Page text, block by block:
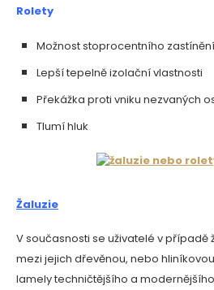
Rolety
Možnost stoprocentního zastínění
Lepší tepelně izolační vlastnosti
Překážka proti vniku nezvaných
Tlumí hluk
Žaluzie
V současnosti se uživatelé v případě
mezi jejich dřevěnou, nebo
lamely techničtějšího a